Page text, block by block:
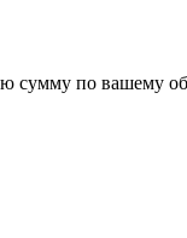
сумму по вашему